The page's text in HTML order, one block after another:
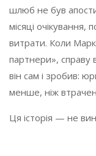
шлюб не був
місяці очікування,
витрати. Коли
партнери», справу
він сам і зробив:
менше, ніж
Ця історія — не